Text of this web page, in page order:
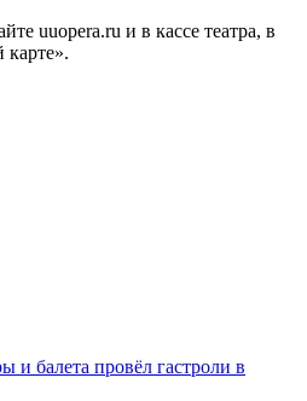
uuopera.ru и в кассе театра, в
и балета провёл гастроли в